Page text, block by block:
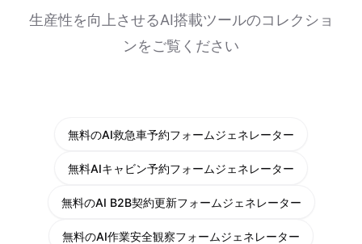
生産性を向上させるAI搭載ツールのコレクショ
ンをご覧ください
無料のAI救急車予約フォームジェネレーター
無料AIキャビン予約フォームジェネレーター
無料のAI B2B契約更新フォームジェネレーター
無料のAI作業安全観察フォームジェネレーター